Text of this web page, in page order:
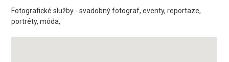
Fotografické služby - svadobný fotograf, eventy, reportaze,
portréty, móda,